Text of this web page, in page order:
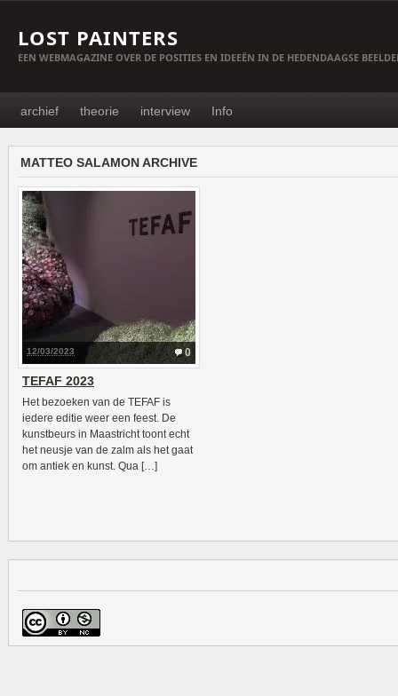
LOST PAINTERS
EEN WEBMAGAZINE OVER DE POSITIES EN IDEEËN IN DE HEDENDAAGSE
archief theorie interview Info
MATTEO SALAMON ARCHIVE
0
12/03/2023
TEFAF 2023
Het bezoeken van de TEFAF is
iedere editie weer een feest. De
kunstbeurs in Maastricht toont echt
het neusje van de zalm als het gaat
om antiek en kunst. Qua […]